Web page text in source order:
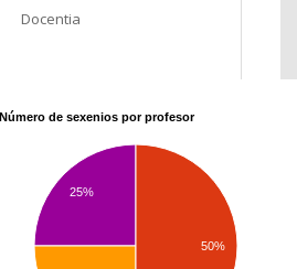
Docentia
Número de sexenios por profesor
25%
50%